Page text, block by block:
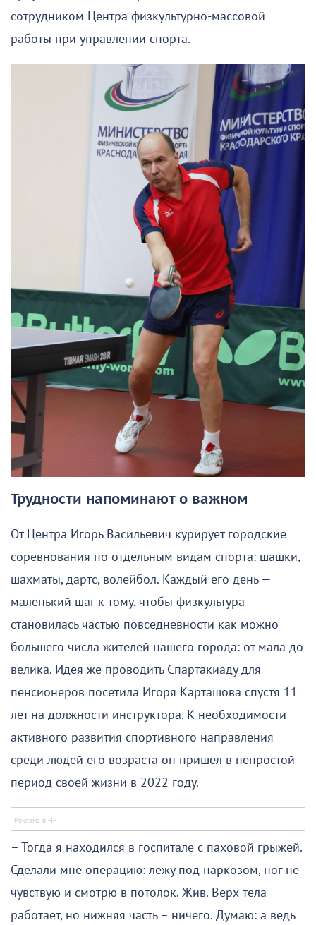
сотрудником Центра физкультурно-массовой
работы при управлении спорта.
Трудности напоминают о важном
От Центра Игорь Васильевич курирует городские
соревнования по отдельным видам спорта: шашки,
шахматы, дартс, волейбол. Каждый его день —
маленький шаг к тому, чтобы физкультура
становилась частью повседневности как можно
большего числа жителей нашего города: от мала до
велика. Идея же проводить Спартакиаду для
пенсионеров посетила Игоря Карташова спустя 11
лет на должности инструктора. К необходимости
активного развития спортивного направления
среди людей его возраста он пришел в непростой
период своей жизни в 2022 году.
– Тогда я находился в госпитале с паховой грыжей.
Сделали мне операцию: лежу под наркозом, ног не
чувствую и смотрю в потолок. Жив. Верх тела
работает, но нижняя часть – ничего. Думаю: а ведь